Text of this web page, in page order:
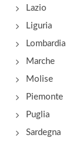
Lazio
Liguria
Lombardia
Marche
Molise
Piemonte
Puglia
Sardegna